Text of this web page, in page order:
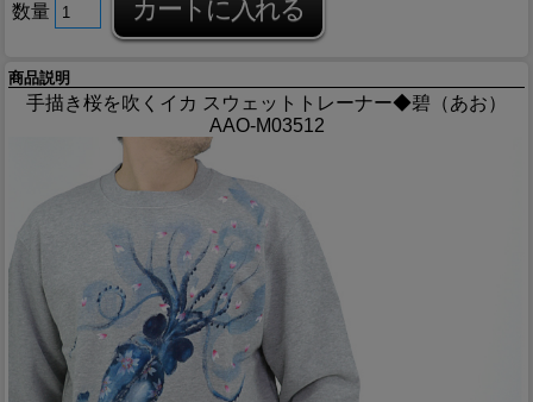
数量
商品説明
手描き桜を吹くイカ スウェットトレーナー◆碧（あお）
AAO-M03512